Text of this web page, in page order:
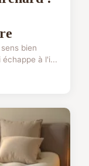
bien
échappe à l'i...